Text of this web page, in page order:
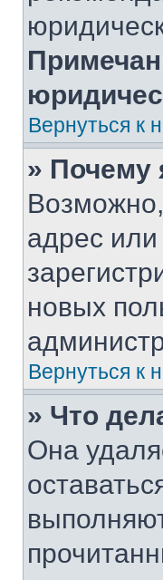
Вернуться к
» Почему
адрес
новых
Вернуться к
» Что
Она